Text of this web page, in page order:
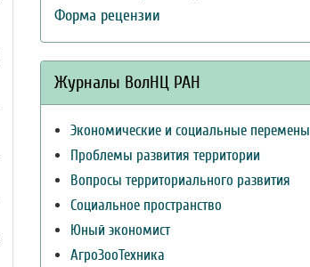
Форма рецензии
Журналы ВолНЦ РАН
Экономические и социальные перемены
Проблемы развития территории
Вопросы территориального развития
Социальное пространство
Юный экономист
АгроЗооТехника